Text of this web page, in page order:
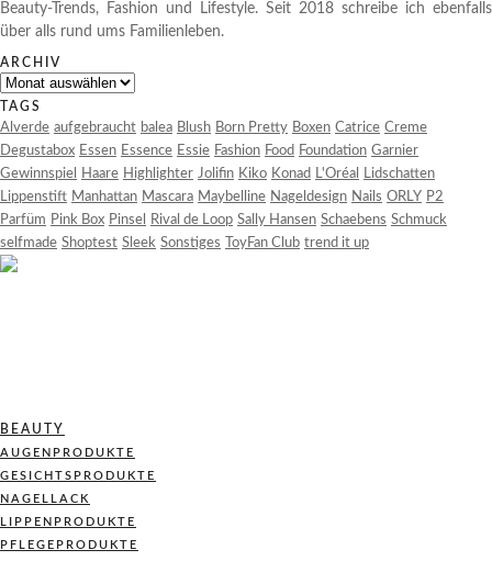
Beauty-Trends, Fashion und Lifestyle. Seit 2018 schreibe ich ebenfalls
über alls rund ums Familienleben.
ARCHIV
Archiv
TAGS
Alverde aufgebraucht balea Blush Born Pretty Boxen Catrice Creme
Degustabox Essen Essence Essie Fashion Food Foundation Garnier
Gewinnspiel
Haare Highlighter Jolifin Kiko Konad L'Oréal
Lidschatten
Lippenstift Manhattan Mascara Maybelline Nageldesign Nails ORLY P2
Parfüm Pink Box Pinsel Rival de Loop Sally Hansen Schaebens Schmuck
selfmade Shoptest Sleek Sonstiges ToyFan Club trend it up
BEAUTY
AUGENPRODUKTE
GESICHTSPRODUKTE
NAGELLACK
LIPPENPRODUKTE
PFLEGEPRODUKTE